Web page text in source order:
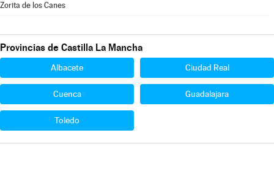
Zorita de los Canes
Provincias de Castilla La Mancha
Albacete Ciudad Real
Cuenca Guadalajara
Toledo